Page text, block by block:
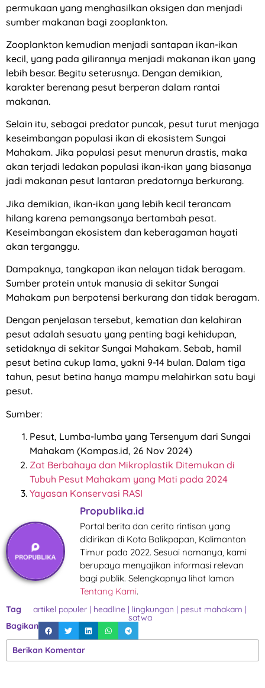
permukaan yang menghasilkan oksigen dan menjadi
sumber makanan bagi zooplankton.
Zooplankton kemudian menjadi santapan ikan-ikan
kecil, yang pada gilirannya menjadi makanan ikan yang
lebih besar. Begitu seterusnya. Dengan demikian,
karakter berenang pesut berperan dalam rantai
makanan.
Selain itu, sebagai predator puncak, pesut turut menjaga
keseimbangan populasi ikan di ekosistem Sungai
Mahakam. Jika populasi pesut menurun drastis, maka
akan terjadi ledakan populasi ikan-ikan yang biasanya
jadi makanan pesut lantaran predatornya berkurang.
Jika demikian, ikan-ikan yang lebih kecil terancam
hilang karena pemangsanya bertambah pesat.
Keseimbangan ekosistem dan keberagaman hayati
akan terganggu.
Dampaknya, tangkapan ikan nelayan tidak beragam.
Sumber protein untuk manusia di sekitar Sungai
Mahakam pun berpotensi berkurang dan tidak beragam.
Dengan penjelasan tersebut, kematian dan kelahiran
pesut adalah sesuatu yang penting bagi kehidupan,
setidaknya di sekitar Sungai Mahakam. Sebab, hamil
pesut betina cukup lama, yakni 9-14 bulan. Dalam tiga
tahun, pesut betina hanya mampu melahirkan satu bayi
pesut.
Sumber:
Pesut, Lumba-lumba yang Tersenyum dari Sungai
Mahakam (Kompas.id, 26 Nov 2024)
Zat Berbahaya dan Mikroplastik Ditemukan di
Tubuh Pesut Mahakam yang Mati pada 2024
Yayasan Konservasi RASI
Propublika.id
Portal berita dan cerita rintisan yang
didirikan di Kota Balikpapan, Kalimantan
Timur pada 2022. Sesuai namanya, kami
berupaya menyajikan informasi relevan
bagi publik. Selengkapnya lihat laman
Tentang Kami.
Tag artikel populer | headline | lingkungan | pesut mahakam |
satwa
Bagikan
Berikan Komentar